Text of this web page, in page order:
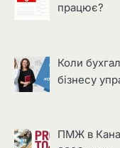
працює?
Коли
бізнесу
ПМЖ в